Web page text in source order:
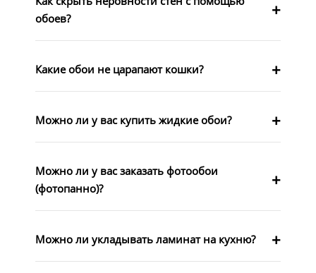
обоев?
Какие обои не царапают кошки?
Можно ли у вас купить жидкие обои?
Можно ли у вас заказать фотообои
(фотопанно)?
Можно ли укладывать ламинат на кухню?